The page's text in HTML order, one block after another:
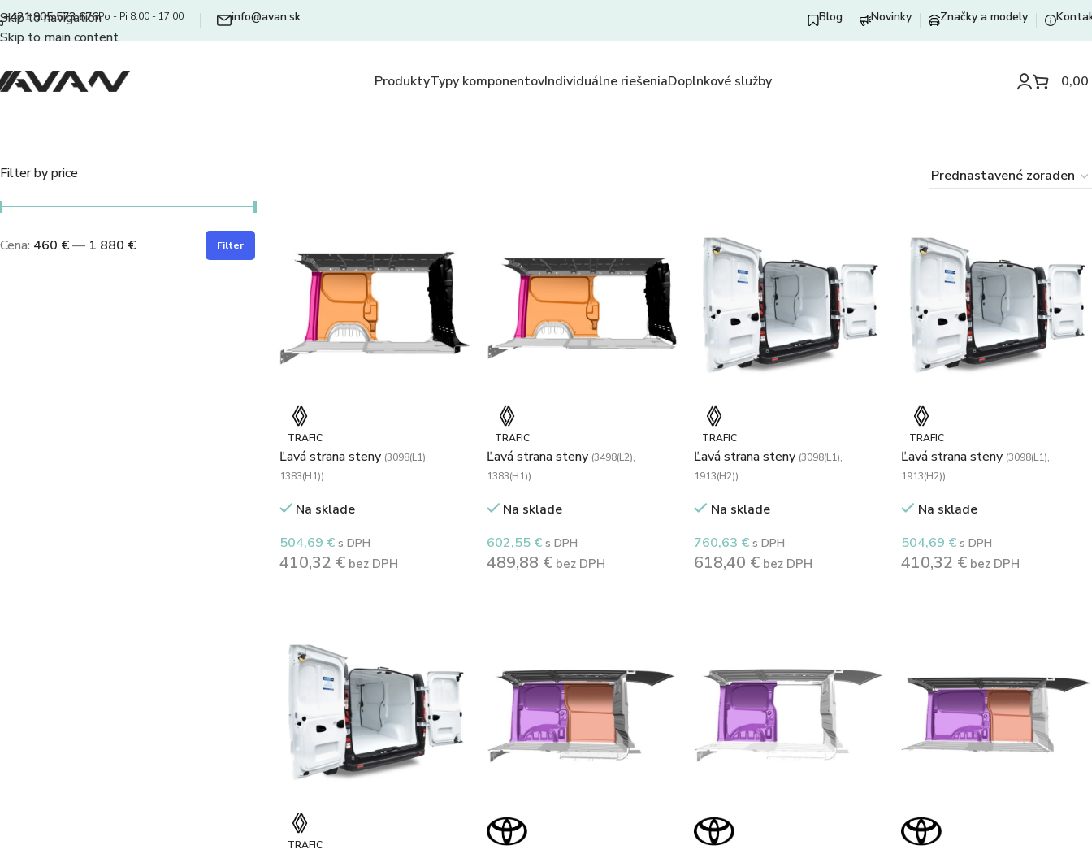
Skip to navigation
Skip to main content
+421 905 573 676Po - Pi 8:00 - 17:00 info@avan.sk Blog Novinky Značky a modely
ProduktyTypy komponentovIndividuálne riešeniaDoplnkové služby 0,00
Filter by price
Filter
Cena: 460 €— 1 880 €
TRAFIC
Ľavá strana steny (3098(L1),
1383(H1))
Na sklade
504,69 € s DPH
410,32 €bez DPH
TRAFIC
Ľavá strana steny (3498(L2),
1383(H1))
Na sklade
602,55 € s DPH
489,88 €bez DPH
TRAFIC
Ľavá strana steny (3098(L1),
1913(H2))
Na sklade
760,63 € s DPH
618,40 €bez DPH
TRAFIC
Ľavá strana steny (3098(L1),
1913(H2))
Na sklade
504,69 € s DPH
410,32 €bez DPH
TRAFIC